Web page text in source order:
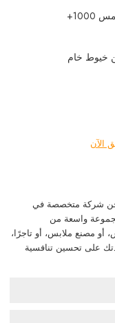
خيوط خام
الآن
شركة متخصصة في
واسعة من
مصنع ملابس، أو تاجرًا،
على تحسين تنافسية